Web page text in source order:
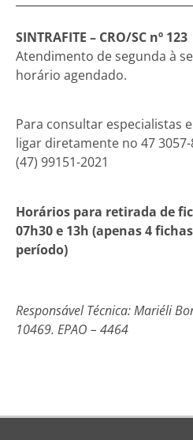
SINTRAFITE – CRO/SC nº 123
Atendimento de segunda à
horário agendado.
Para consultar especialistas
ligar diretamente no 47
(47) 99151-2021
Horários para retirada de
07h30 e 13h (apenas 4
período)
Responsável Técnica: Mariéli
10469. EPAO – 4464